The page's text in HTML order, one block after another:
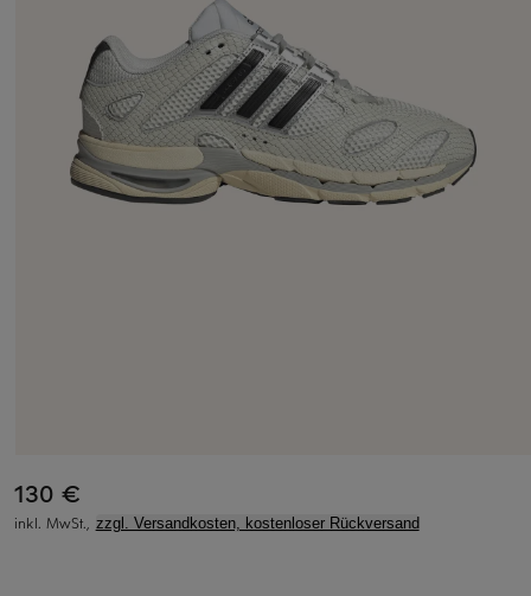
130 €
inkl. MwSt., zzgl. Versandkosten, kostenloser Rückversand